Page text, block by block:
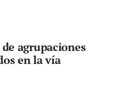
agrupaciones
en la vía